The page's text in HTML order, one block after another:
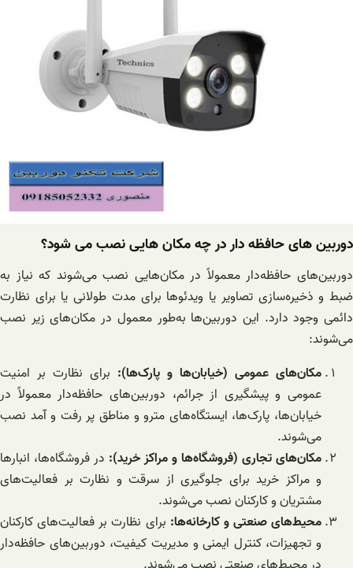
دوربین های حافظه دار در چه مکان هایی نصب می شود؟
دوربین‌های حافظه‌دار معمولاً در مکان‌هایی نصب می‌شوند که نیاز به
ضبط و ذخیره‌سازی تصاویر یا ویدئوها برای مدت طولانی یا برای نظارت
دائمی وجود دارد. این دوربین‌ها به‌طور معمول در مکان‌های زیر نصب
می‌شوند:
مکان‌های عمومی (خیابان‌ها و پارک‌ها): برای نظارت بر امنیت
عمومی و پیشگیری از جرائم، دوربین‌های حافظه‌دار معمولاً در
خیابان‌ها، پارک‌ها، ایستگاه‌های مترو و مناطق پر رفت و آمد نصب
می‌شوند.
مکان‌های تجاری (فروشگاه‌ها و مراکز خرید): در فروشگاه‌ها، انبارها
و مراکز خرید برای جلوگیری از سرقت و نظارت بر فعالیت‌های
مشتریان و کارکنان نصب می‌شوند.
محیط‌های صنعتی و کارخانه‌ها: برای نظارت بر فعالیت‌های کارکنان
و تجهیزات، کنترل ایمنی و مدیریت کیفیت، دوربین‌های حافظه‌دار